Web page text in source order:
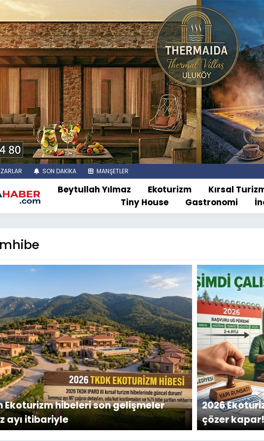
SON DAKİKA MANŞETLER
Beytullah Yılmaz Ekoturizm Kırsal
Tiny House
Gastronomi
Ekoturizm hibeleri son gelişmeler
ayı itibariyle
2026
çözer kapar!